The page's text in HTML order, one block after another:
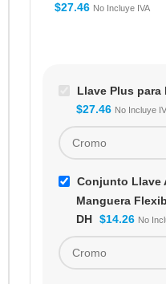
$27.46 No Incluye IVA
Llave Plus para
$27.46 No Incluye
Conjunto Llave
Manguera
DH $14.26 No